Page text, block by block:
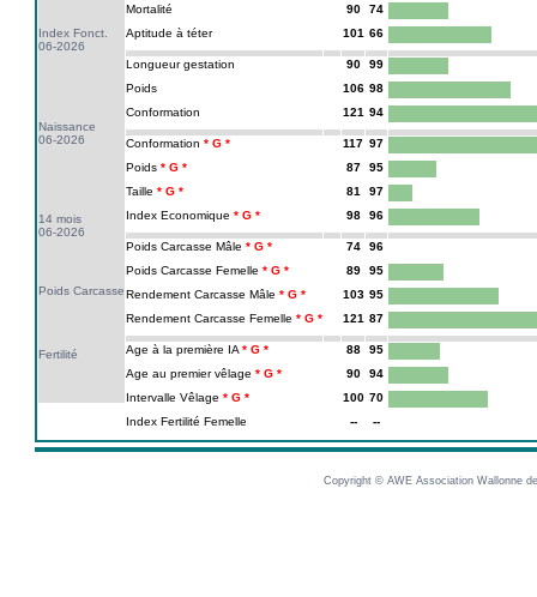
Index Fonct.
06-2026
Naissance
06-2026
14 mois
06-2026
Poids Carcasse
Fertilité
Mortalité
90
74
Aptitude à téter
101 66
Longueur gestation 90
99
Poids
106 98
Conformation
121 94
Conformation 117 97
Poids
87
95
Taille
81
97
Index Economique
98 96
Poids Carcasse Mâle 74
96
Poids Carcasse Femelle
89
95
Rendement Carcasse Mâle
103 95
Rendement Carcasse Femelle
121 87
Age à la première IA 88
95
Age au premier vêlage
90
94
Intervalle Vêlage
100 70
Index Fertilité Femelle
-- --
Copyright © AWE Association Wallonne